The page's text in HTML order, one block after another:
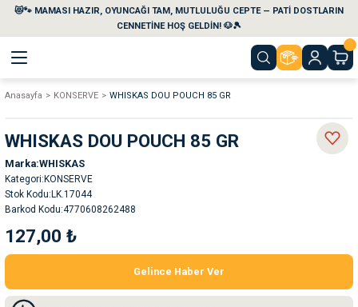
😻🐾 MAMASI HAZIR, OYUNCAĞI TAM, MUTLULUĞU CEPTE — PATİ DOSTLARIN
CENNETİNE HOŞ GELDİN! 🐶🎾
Geri Dön
Geri Dön
Temizlik Ürünleri
Geri Dön
Geri Dön
Geri Dön
Geri Dön
Anasayfa KONSERVE WHISKAS DOU POUCH 85 GR
WHISKAS DOU POUCH 85 GR
Marka WHISKAS
Kategori KONSERVE
Stok Kodu LK.17044
Barkod Kodu 4770608262488
127,00 ₺
Gelince Haber Ver